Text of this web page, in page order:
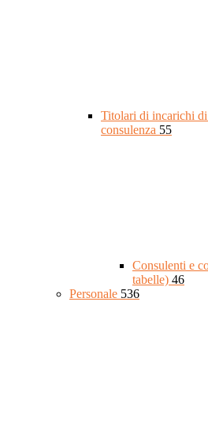
Titolari di incarichi
consulenza 55
Consulenti e
tabelle) 46
Personale 536